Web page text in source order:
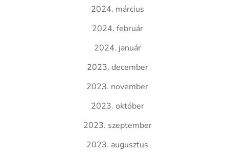
2024. március
2024. február
2024. január
2023. december
2023. november
2023. október
2023. szeptember
2023. augusztus